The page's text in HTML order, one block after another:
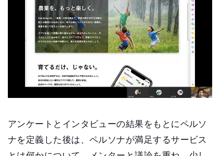
アンケートとインタビューの結果をもとにペルソ
ナを定義した後は、ペルソナが満足するサービス